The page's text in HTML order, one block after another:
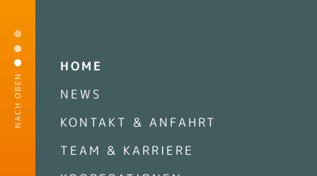
NACH OBEN
HOME
NEWS
KONTAKT & ANFAHRT
TEAM & KARRIERE